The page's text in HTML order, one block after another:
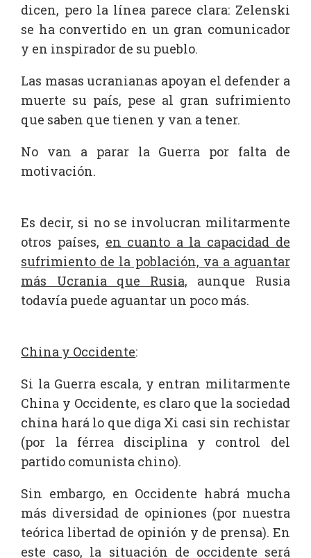
dicen, pero la línea parece clara: Zelenski
se ha convertido en un gran comunicador
y en inspirador de su pueblo.
Las masas ucranianas apoyan el defender a
muerte su país, pese al gran sufrimiento
que saben que tienen y van a tener.
No van a parar la Guerra por falta de
motivación.
Es decir, si no se involucran militarmente
otros países, en cuanto a la capacidad de
sufrimiento de la población, va a aguantar
más Ucrania que Rusia, aunque Rusia
todavía puede aguantar un poco más.
China y Occidente:
Si la Guerra escala, y entran militarmente
China y Occidente, es claro que la sociedad
china hará lo que diga Xi casi sin rechistar
(por la férrea disciplina y control del
partido comunista chino).
Sin embargo, en Occidente habrá mucha
más diversidad de opiniones (por nuestra
teórica libertad de opinión y de prensa). En
este caso, la situación de occidente será